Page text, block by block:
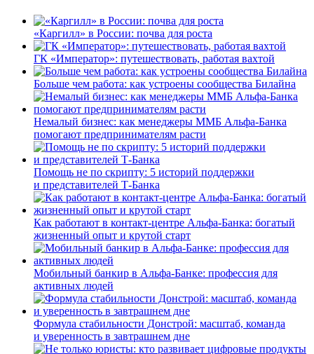
«Каргилл» в России: почва для роста
ГК «Император»: путешествовать, работая вахтой
Больше чем работа: как устроены сообщества Билайна
Немалый бизнес: как менеджеры ММБ Альфа-Банка
помогают предпринимателям расти
Помощь не по скрипту: 5 историй поддержки
и представителей Т-Банка
Как работают в контакт-центре Альфа-Банка: богатый
жизненный опыт и крутой старт
Мобильный банкир в Альфа-Банке: профессия для
активных людей
Формула стабильности Донстрой: масштаб, команда
и уверенность в завтрашнем дне